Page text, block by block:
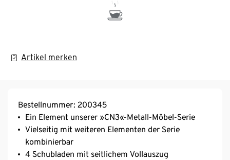
Artikel merken
Bestellnummer: 200345
Ein Element unserer »CN3«-Metall-Möbel-Serie
Vielseitig mit weiteren Elementen der Serie
kombinierbar
4 Schubladen mit seitlichem Vollauszug